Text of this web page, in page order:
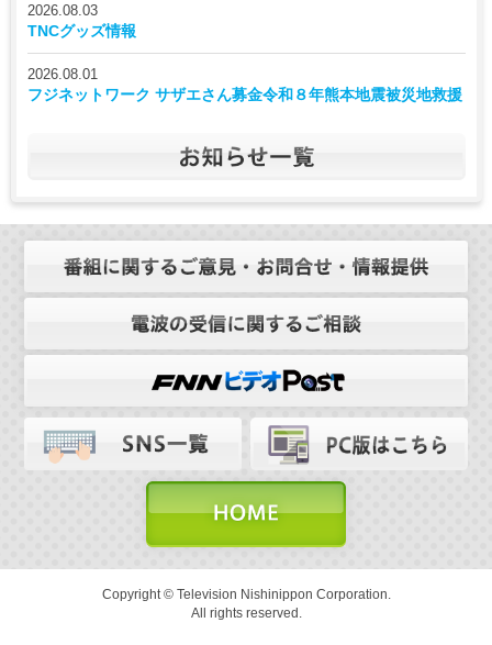
2026.08.03
TNCグッズ情報
2026.08.01
フジネットワーク サザエさん募金令和８年熊本地震被災地救援
Copyright © Television Nishinippon Corporation.
All rights reserved.